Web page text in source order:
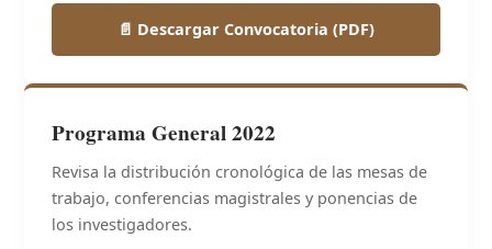
📄 Descargar Convocatoria (PDF)
Programa General 2022
Revisa la distribución cronológica de las mesas de
trabajo, conferencias magistrales y ponencias de
los investigadores.